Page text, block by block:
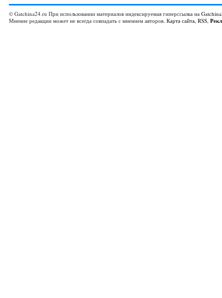
© Gatchina24.ru При использовании материалов индексируемая гиперссылка на
Мнение редакции может не всегда совпадать с мнением авторов. Карта сайта, RSS,